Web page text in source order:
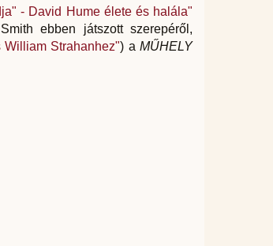
- David Hume élete és halála"
ebben játszott szerepéről,
Strahanhez") a MŰHELY